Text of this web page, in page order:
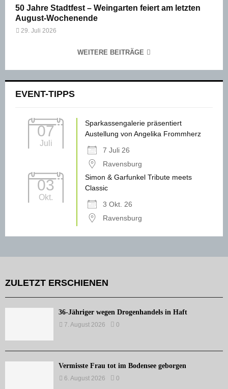
50 Jahre Stadtfest – Weingarten feiert am letzten
August-Wochenende
29. Juli 2026
WEITERE BEITRÄGE
EVENT-TIPPS
07
Juli
Sparkassengalerie präsentiert
Austellung von Angelika Frommherz
7 Juli 26
Ravensburg
03
Okt.
Simon & Garfunkel Tribute meets
Classic
3 Okt. 26
Ravensburg
ZULETZT ERSCHIENEN
36-Jähriger wegen Drogenhandels in Haft
7. August 2026 0
Vermisste Frau tot im Bodensee geborgen
6. August 2026 0